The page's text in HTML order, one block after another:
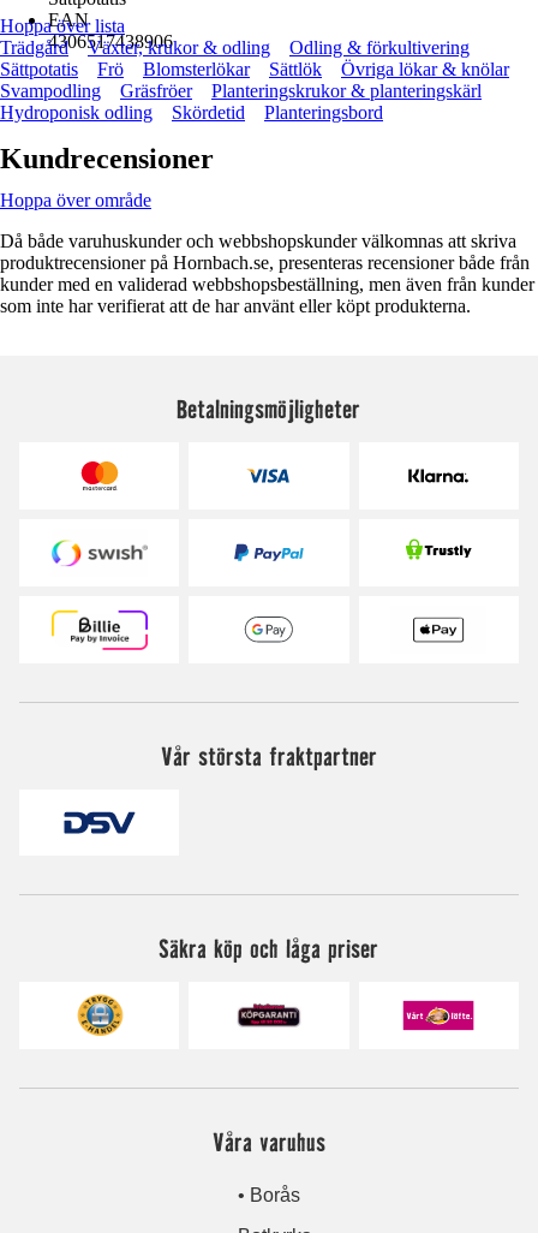
EAN
4306517438906
Hoppa över lista
Trädgård
Växter, krukor & odling
Odling & förkultivering
Sättpotatis
Frö Blomsterlökar Sättlök
Övriga lökar & knölar
Svampodling
Gräsfröer
Planteringskrukor & planteringskärl
Hydroponisk odling
Skördetid Planteringsbord
Kundrecensioner
Hoppa över område
Då både varuhuskunder och webbshopskunder välkomnas att skriva
produktrecensioner på Hornbach.se, presenteras recensioner både från
kunder med en validerad webbshopsbeställning, men även från kunder
som inte har verifierat att de har använt eller köpt produkterna.
Betalningsmöjligheter
Vår största fraktpartner
Säkra köp och låga priser
Våra varuhus
• Borås